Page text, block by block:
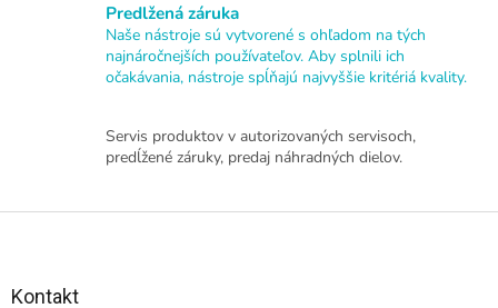
p
i
s
Predlžená záruka
Naše nástroje sú vytvorené s ohľadom na tých
najnáročnejších používateľov. Aby splnili ich
očakávania, nástroje spĺňajú najvyššie kritériá kvality.
Servis produktov v autorizovaných servisoch,
predĺžené záruky, predaj náhradných dielov.
Kontakt